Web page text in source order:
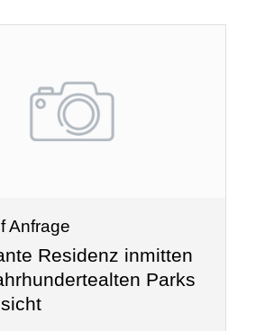
Anfrage
Residenz inmitten
Parks